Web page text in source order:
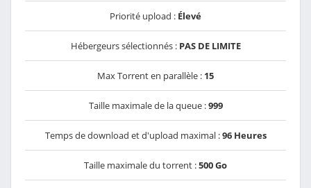
Priorité upload : Élevé
Hébergeurs sélectionnés : PAS DE LIMITE
Max Torrent en parallèle : 15
Taille maximale de la queue :999
Temps de download et d'upload maximal :96 Heures
Taille maximale du torrent :500 Go